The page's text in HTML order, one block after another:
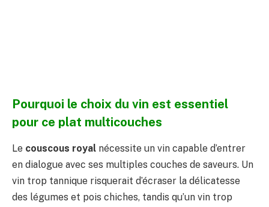
Pourquoi le choix du vin est essentiel
pour ce plat multicouches
Le couscous royal nécessite un vin capable d’entrer
en dialogue avec ses multiples couches de saveurs. Un
vin trop tannique risquerait d’écraser la délicatesse
des légumes et pois chiches, tandis qu’un vin trop